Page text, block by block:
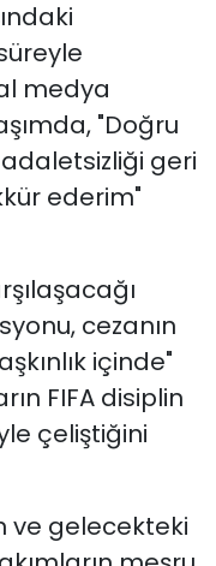
medya
"Doğru
adaletsizliği geri
ederim"
cezanın
içinde"
FIFA disiplin
çeliştiğini
ve gelecekteki